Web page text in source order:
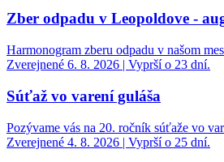
Zber odpadu v Leopoldove -
Harmonogram zberu odpadu v našom
Zverejnené 6. 8. 2026 | Vyprší o 23 dní.
Súťaž vo varení guláša
Pozývame vás na 20. ročník súťaže vo
Zverejnené 4. 8. 2026 | Vyprší o 25 dní.